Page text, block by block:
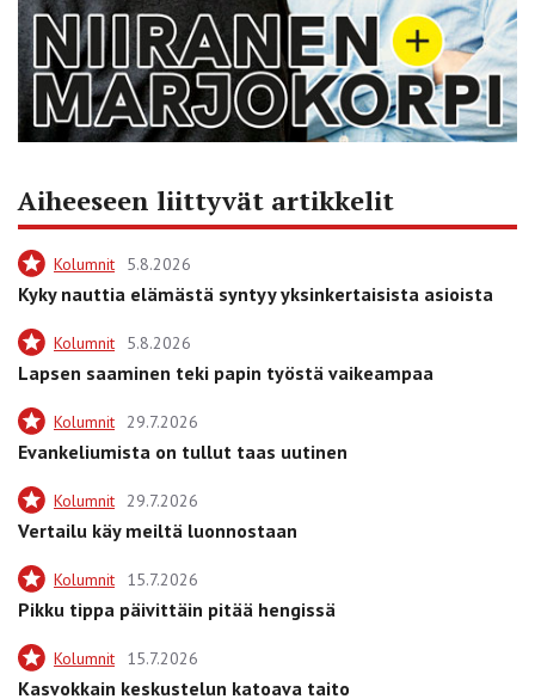
Aiheeseen liittyvät artikkelit
Kolumnit 5.8.2026
Kyky nauttia elämästä syntyy yksinkertaisista asioista
Kolumnit 5.8.2026
Lapsen saaminen teki papin työstä vaikeampaa
Kolumnit 29.7.2026
Evankeliumista on tullut taas uutinen
Kolumnit 29.7.2026
Vertailu käy meiltä luonnostaan
Kolumnit 15.7.2026
Pikku tippa päivittäin pitää hengissä
Kolumnit 15.7.2026
Kasvokkain keskustelun katoava taito